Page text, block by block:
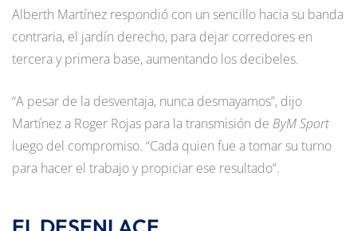
Alberth Martínez respondió con un sencillo hacia su banda
contraria, el jardín derecho, para dejar corredores en
tercera y primera base, aumentando los decibeles.
“A pesar de la desventaja, nunca desmayamos”, dijo
Martínez a Roger Rojas para la transmisión de ByM Sport
luego del compromiso. “Cada quien fue a tomar su turno
para hacer el trabajo y propiciar ese resultado”.